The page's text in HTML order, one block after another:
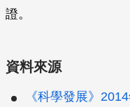
證。
資料來源
《科學發展》